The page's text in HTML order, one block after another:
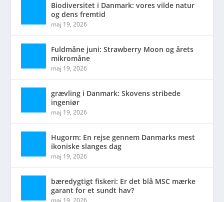
Biodiversitet i Danmark: vores vilde natur
og dens fremtid
maj 19, 2026
Fuldmåne juni: Strawberry Moon og årets
mikromåne
maj 19, 2026
grævling i Danmark: Skovens stribede
ingeniør
maj 19, 2026
Hugorm: En rejse gennem Danmarks mest
ikoniske slanges dag
maj 19, 2026
bæredygtigt fiskeri: Er det blå MSC mærke
garant for et sundt hav?
maj 19, 2026